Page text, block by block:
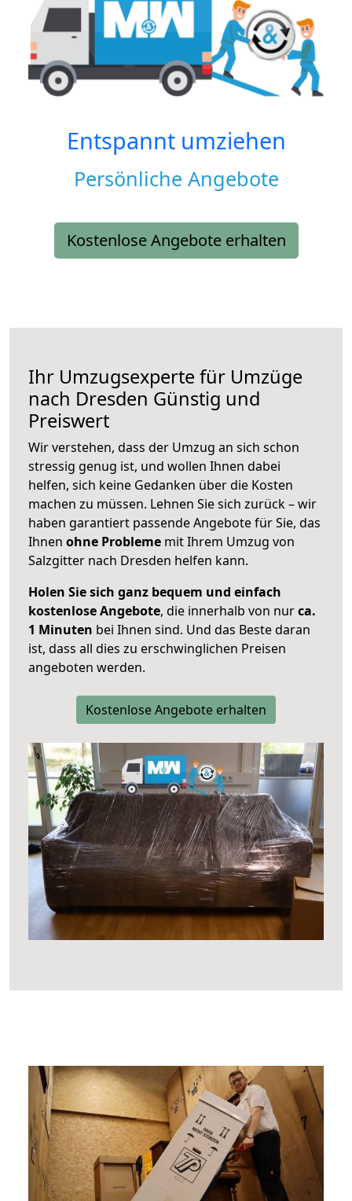
Entspannt umziehen
Persönliche Angebote
Kostenlose Angebote erhalten
Ihr Umzugsexperte für Umzüge
nach Dresden Günstig und
Preiswert
Wir verstehen, dass der Umzug an sich schon
stressig genug ist, und wollen Ihnen dabei
helfen, sich keine Gedanken über die Kosten
machen zu müssen. Lehnen Sie sich zurück – wir
haben garantiert passende Angebote für Sie, das
Ihnen ohne Probleme mit Ihrem Umzug von
Salzgitter nach Dresden helfen kann.
Holen Sie sich ganz bequem und einfach
kostenlose Angebote, die innerhalb von nurca.
1 Minuten bei Ihnen sind. Und das Beste daran
ist, dass all dies zu erschwinglichen Preisen
angeboten werden.
Kostenlose Angebote erhalten